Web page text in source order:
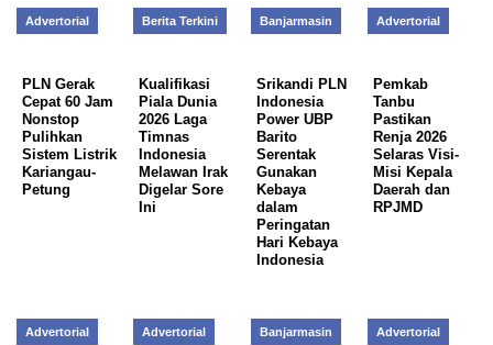
Advertorial
PLN Gerak
Cepat 60 Jam
Nonstop
Pulihkan
Sistem Listrik
Kariangau-
Petung
Berita Terkini
Kualifikasi
Piala Dunia
2026 Laga
Timnas
Indonesia
Melawan Irak
Digelar Sore
Ini
Banjarmasin
Srikandi PLN
Indonesia
Power UBP
Barito
Serentak
Gunakan
Kebaya
dalam
Peringatan
Hari Kebaya
Indonesia
Advertorial
Pemkab
Tanbu
Pastikan
Renja 2026
Selaras Visi-
Misi Kepala
Daerah dan
RPJMD
Advertorial Advertorial Banjarmasin Advertorial